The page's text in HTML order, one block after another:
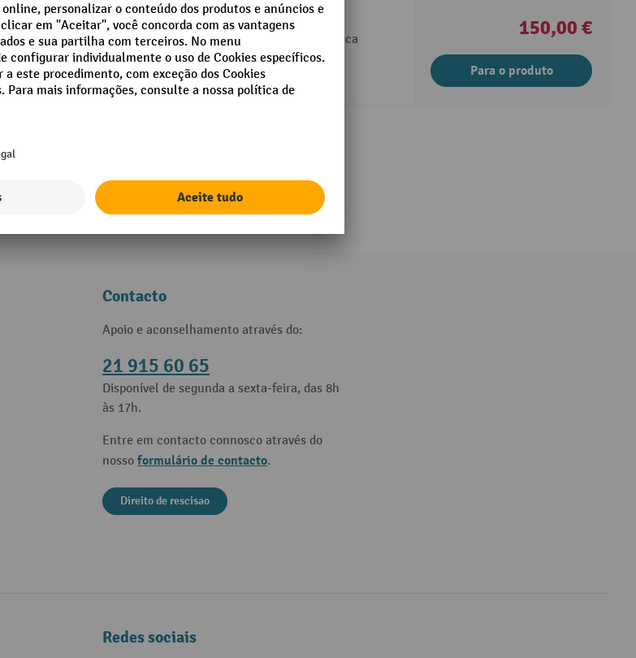
Regulação contínua da inclinação do assento
Assento giratório em 70°, com reposição automática
150,00 €
Para o produto
Contacto
Apoio e aconselhamento através do:
21 915 60 65
Disponível de segunda a sexta-feira, das 8h
às 17h.
Entre em contacto connosco através do
nosso formulário de contacto.
Direito de rescisao
Redes sociais